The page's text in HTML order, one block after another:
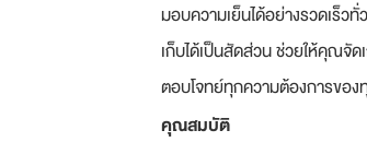
มอบความเย็นได้อย่างรวดเร็ว
เก็บได้เป็นสัดส่วน ช่วยให้คุณจัด
ตอบโจทย์ทุกความต้องการขอ
คุณสมบัติ